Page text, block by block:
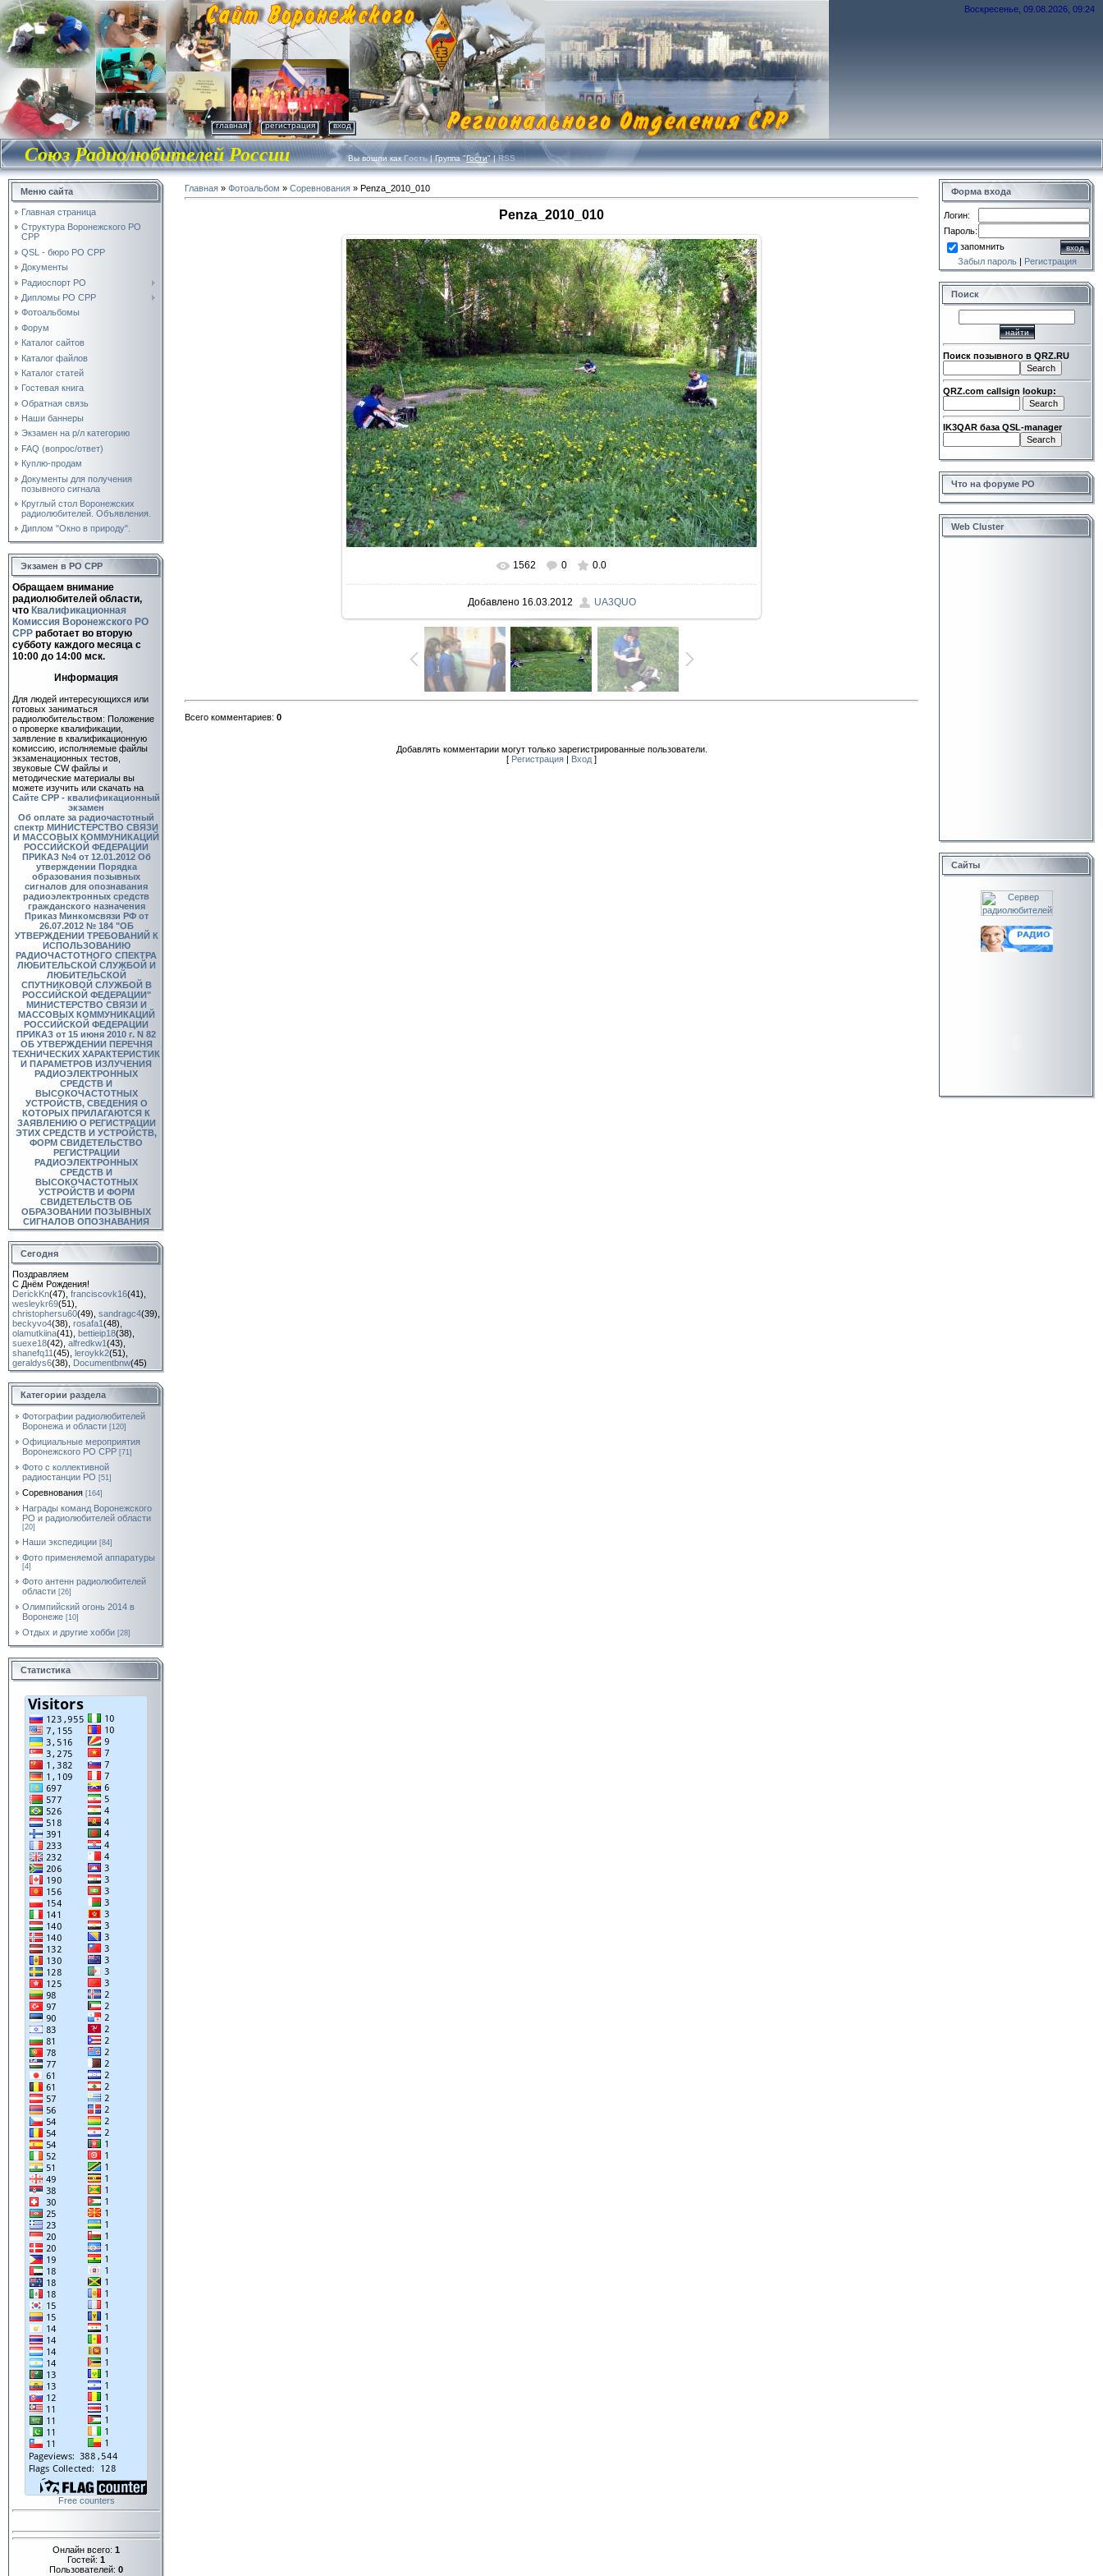
Воскресенье, 09.08.2026, 09:24
главная регистрация вход
Союз Радиолюбителей России Вы вошли какГость| Группа "Гости" |RSS
Меню сайта
Главная страница
Структура Воронежского РО
СРР
QSL - бюро РО СРР
Документы
Радиоспорт РО
Дипломы РО СРР
Фотоальбомы
Форум
Каталог сайтов
Каталог файлов
Каталог статей
Гостевая книга
Обратная связь
Наши баннеры
Экзамен на р/л категорию
FAQ (вопрос/ответ)
Куплю-продам
Документы для получения
позывного сигнала
Круглый стол Воронежских
радиолюбителей. Объявления.
Диплом "Окно в природу".
Экзамен в РО СРР
Обращаем внимание
радиолюбителей области,
что Квалификационная
Комиссия Воронежского РО
СРР работает во вторую
субботу каждого месяца c
10:00 до 14:00 мск.
Информация
Для людей интересующихся или
готовых заниматься
радиолюбительством: Положение
о проверке квалификации,
заявление в квалификационную
комиссию, исполняемые файлы
экзаменационных тестов,
звуковые CW файлы и
методические материалы вы
можете изучить или скачать на
Сайте СРР - квалификационный
экзамен
Об оплате за радиочастотный
спектр МИНИСТЕРСТВО СВЯЗИ
И МАССОВЫХ КОММУНИКАЦИЙ
РОССИЙСКОЙ ФЕДЕРАЦИИ
ПРИКАЗ №4 от 12.01.2012 Об
утверждении Порядка
образования позывных
сигналов для опознавания
радиоэлектронных средств
гражданского назначения
Приказ Минкомсвязи РФ от
26.07.2012 № 184 "ОБ
УТВЕРЖДЕНИИ ТРЕБОВАНИЙ К
ИСПОЛЬЗОВАНИЮ
РАДИОЧАСТОТНОГО СПЕКТРА
ЛЮБИТЕЛЬСКОЙ СЛУЖБОЙ И
ЛЮБИТЕЛЬСКОЙ
СПУТНИКОВОЙ СЛУЖБОЙ В
РОССИЙСКОЙ ФЕДЕРАЦИИ"
МИНИСТЕРСТВО СВЯЗИ И
МАССОВЫХ КОММУНИКАЦИЙ
РОССИЙСКОЙ ФЕДЕРАЦИИ
ПРИКАЗ от 15 июня 2010 г. N 82
ОБ УТВЕРЖДЕНИИ ПЕРЕЧНЯ
ТЕХНИЧЕСКИХ ХАРАКТЕРИСТИК
И ПАРАМЕТРОВ ИЗЛУЧЕНИЯ
РАДИОЭЛЕКТРОННЫХ
СРЕДСТВ И
ВЫСОКОЧАСТОТНЫХ
УСТРОЙСТВ, СВЕДЕНИЯ О
КОТОРЫХ ПРИЛАГАЮТСЯ К
ЗАЯВЛЕНИЮ О РЕГИСТРАЦИИ
ЭТИХ СРЕДСТВ И УСТРОЙСТВ,
ФОРМ СВИДЕТЕЛЬСТВО
РЕГИСТРАЦИИ
РАДИОЭЛЕКТРОННЫХ
СРЕДСТВ И
ВЫСОКОЧАСТОТНЫХ
УСТРОЙСТВ И ФОРМ
СВИДЕТЕЛЬСТВ ОБ
ОБРАЗОВАНИИ ПОЗЫВНЫХ
СИГНАЛОВ ОПОЗНАВАНИЯ
Сегодня
Поздравляем
С Днём Рождения!
DerickKn(47) franciscovk16(41)
wesleykr69(51)
christophersu60(49) sandragc4(39)
beckyvo4(38) rosafa1(48)
olamutkiina(41) bettieip18(38)
suexe18(42) alfredkw1(43)
shanefq11(45) leroykk2(51)
geraldys6(38) Documentbnw(45)
Категории раздела
Фотографии радиолюбителей
Воронежа и области [120]
Официальные мероприятия
Воронежского РО СРР [71]
Фото с коллективной
радиостанции РО [51]
Соревнования [164]
Награды команд Воронежского
РО и радиолюбителей области
[20]
Наши экспедиции [84]
Фото применяемой аппаратуры
[4]
Фото антенн радиолюбителей
области [26]
Олимпийский огонь 2014 в
Воронеже [10]
Отдых и другие хобби [28]
Статистика
Free counters
Онлайн всего: 1
Гостей: 1
Пользователей: 0
Главная » Фотоальбом » Соревнования » Penza_2010_010
Penza_2010_010
В реальном размере 1000x750
1562 0 0.0
Добавлено16.03.2012 UA3QUO
Всего комментариев: 0
Добавлять комментарии могут только зарегистрированные пользователи.
[ Регистрация | Вход ]
Форма входа
Логин:
Пароль:
запомнить
Забыл пароль| Регистрация
Поиск
Поиск позывного в QRZ.RU
QRZ.com callsign lookup:
IK3QAR база QSL-manager
Что на форуме РО
Web Cluster
Сайты